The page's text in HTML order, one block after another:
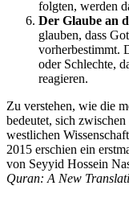
folgten, werden
Der Glaube an
glauben, dass
vorherbestimmt.
oder Schlechte,
reagieren.
Zu verstehen, wie die
bedeutet, sich
westlichen
2015 erschien ein
von Seyyid Hossein
Quran: A New